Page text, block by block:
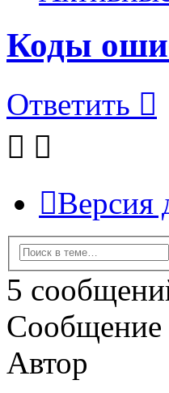
Коды
Ответить
Версия
5
Сообщение
Автор